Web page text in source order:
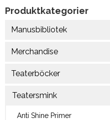
Produktkategorier
Manusbibliotek
Merchandise
Teaterböcker
Teatersmink
Anti Shine Primer